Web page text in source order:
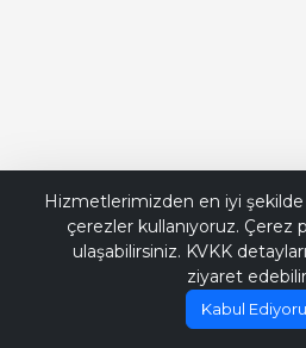
Hizmetlerimizden en iyi
çerezler kullanıyoruz. Çerez
ulaşabilirsiniz. KVKK
ziyaret
Kabul